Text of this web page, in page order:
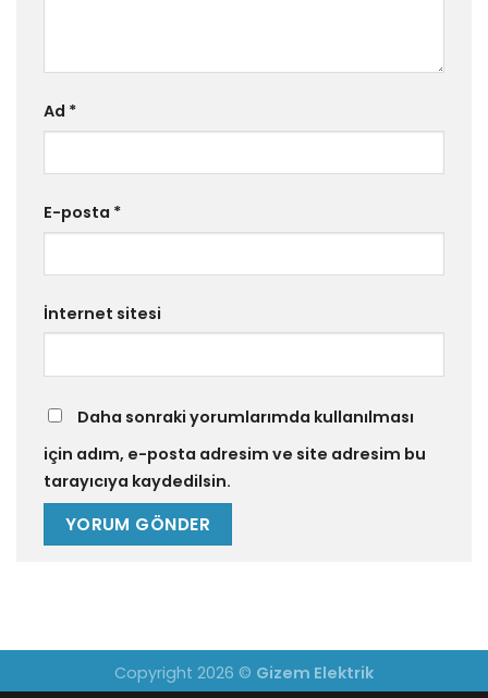
Ad *
E-posta *
İnternet sitesi
Daha sonraki yorumlarımda kullanılması
için adım, e-posta adresim ve site adresim bu
tarayıcıya kaydedilsin.
Copyright 2026 © Gizem Elektrik